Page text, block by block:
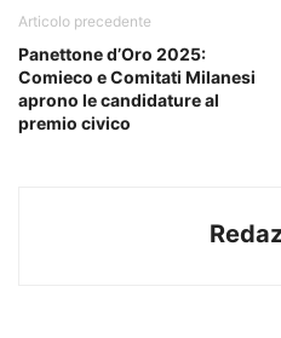
Articolo precedente
Panettone d’Oro 2025:
Comieco e Comitati Milanesi
aprono le candidature al
premio civico